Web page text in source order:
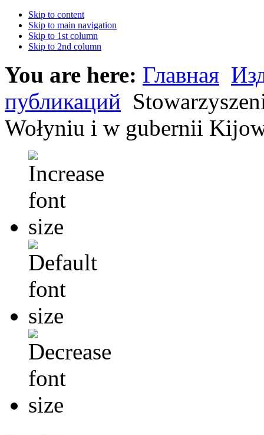
Skip to content
Skip to main navigation
Skip to 1st column
Skip to 2nd column
You are here: Главная
публикаций
Wołyniu i w gubernii